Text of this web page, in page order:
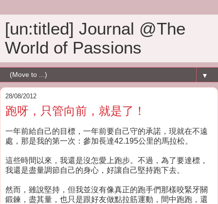
[un:titled] Journal @The
World of Passions
▼
28/08/2012
跑呀，只管向前，就是了！
一年前給自己的目標，一年前要自己守的承諾，現就在不遠
處，那是我的第一次：參加長達42.195公里的馬拉松。
這些時間以來，我還是沒怎愛上跑步。不過，為了要達標，
我還是盡量調節自己的身心，好讓自己堅持跑下去。
然而，雖說堅持，但我並沒有像真正的跑手們那樣咬緊牙關
鍛鍊，盡其量，也只是跟好友做點拉筋運動，間中跑跑，還